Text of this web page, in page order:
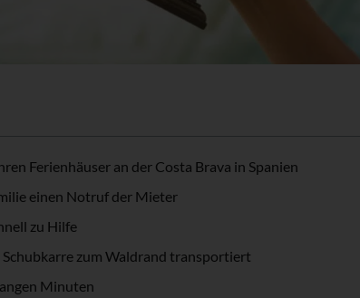
Ferienhäuser an der Costa Brava in Spanien
einen Notruf der Mieter
zu Hilfe
zum Waldrand transportiert
Minuten